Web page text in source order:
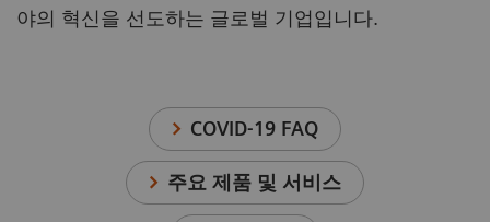
야의 혁신을 선도하는 글로벌 기업입니다.
COVID-19 FAQ
주요 제품 및 서비스